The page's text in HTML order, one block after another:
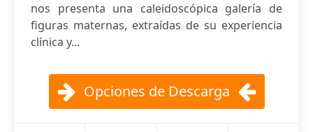
nos presenta una caleidoscópica galería de
figuras maternas, extraídas de su experiencia
clínica y...
Opciones de Descarga